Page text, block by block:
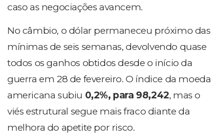
caso as negociações avancem.
No câmbio, o dólar permaneceu próximo das
mínimas de seis semanas, devolvendo quase
todos os ganhos obtidos desde o início da
guerra em 28 de fevereiro. O índice da moeda
americana subiu 0,2%, para 98,242, mas o
viés estrutural segue mais fraco diante da
melhora do apetite por risco.